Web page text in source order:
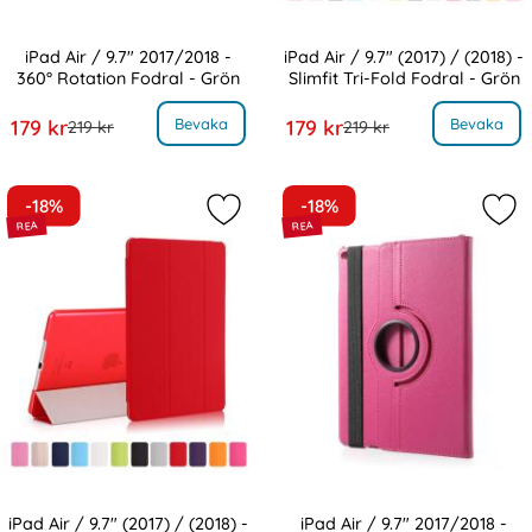
iPad Air / 9.7" 2017/2018 -
360° Rotation Fodral - Grön
rea pris
179 krtidigare pris
219 kr Bevaka
, iPad Air / 9.7" 2017/2018 - 360° Rotation Fodral - Grön
iPad Air / 9.7" (2017) / (2018) -
Slimfit Tri-Fold Fodral - Grön
rea pris
179 krtidigare pris
219 kr Bevaka
, iPad Air / 9.7" (2017) / (2018) -
-18%
iPad Air / 9.7" (2017) / (2018) -
Markera iPad Air / 9.7" (2017) /
-18%
iPad Air / 9.7" 2017/2018 -